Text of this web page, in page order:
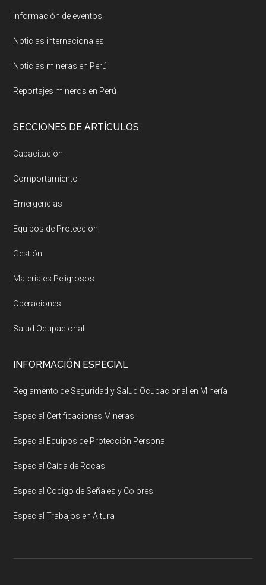
Información de eventos
Noticias internacionales
Noticias mineras en Perú
Reportajes mineros en Perú
SECCIONES DE ARTÍCULOS
Capacitación
Comportamiento
Emergencias
Equipos de Protección
Gestión
Materiales Peligrosos
Operaciones
Salud Ocupacional
INFORMACIÓN ESPECIAL
Reglamento de Seguridad y Salud Ocupacional en Minería
Especial Certificaciones Mineras
Especial Equipos de Protección Personal
Especial Caída de Rocas
Especial Codigo de Señales y Colores
Especial Trabajos en Altura